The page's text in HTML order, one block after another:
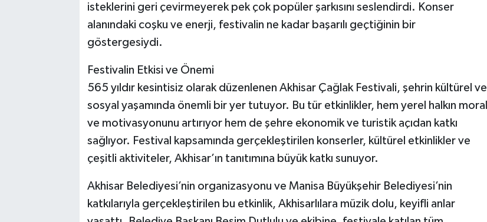
isteklerini geri çevirmeyerek pek çok popüler şarkısını seslendirdi. Konser
alanındaki coşku ve enerji, festivalin ne kadar başarılı geçtiğinin bir
göstergesiydi.
Festivalin Etkisi ve Önemi
565 yıldır kesintisiz olarak düzenlenen Akhisar Çağlak Festivali, şehrin kültürel ve
sosyal yaşamında önemli bir yer tutuyor. Bu tür etkinlikler, hem yerel halkın moral
ve motivasyonunu artırıyor hem de şehre ekonomik ve turistik açıdan katkı
sağlıyor. Festival kapsamında gerçekleştirilen konserler, kültürel etkinlikler ve
çeşitli aktiviteler, Akhisar’ın tanıtımına büyük katkı sunuyor.
Akhisar Belediyesi’nin organizasyonu ve Manisa Büyükşehir Belediyesi’nin
katkılarıyla gerçekleştirilen bu etkinlik, Akhisarlılara müzik dolu, keyifli anlar